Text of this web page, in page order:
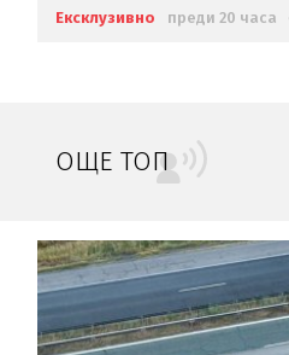
Ексклузивно преди 20 часа
ОЩЕ ТОП